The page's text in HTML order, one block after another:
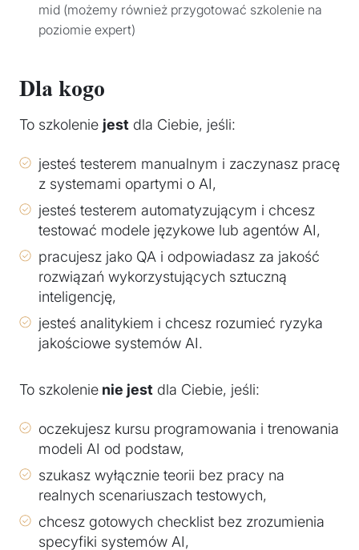
mid (możemy również przygotować szkolenie na
poziomie expert)
Dla kogo
To szkolenie jest dla Ciebie, jeśli:
jesteś testerem manualnym i zaczynasz pracę
z systemami opartymi o AI,
jesteś testerem automatyzującym i chcesz
testować modele językowe lub agentów AI,
pracujesz jako QA i odpowiadasz za jakość
rozwiązań wykorzystujących sztuczną
inteligencję,
jesteś analitykiem i chcesz rozumieć ryzyka
jakościowe systemów AI.
To szkolenie nie jest dla Ciebie, jeśli:
oczekujesz kursu programowania i trenowania
modeli AI od podstaw,
szukasz wyłącznie teorii bez pracy na
realnych scenariuszach testowych,
chcesz gotowych checklist bez zrozumienia
specyfiki systemów AI,